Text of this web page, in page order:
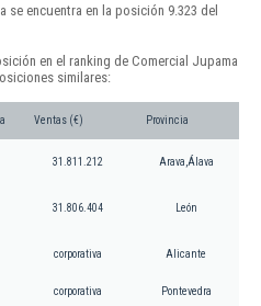
se encuentra en la posición 9.323 del
en el ranking de Comercial Jupama
similares:
Ventas (€) Provincia
31.811.212 Arava,Álava
31.806.404 León
corporativa Alicante
corporativa Pontevedra